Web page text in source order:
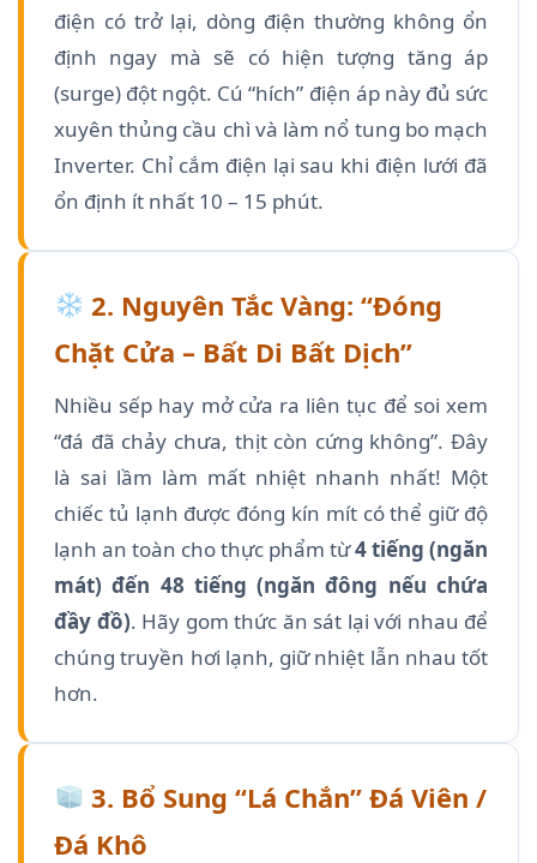
điện có trở lại, dòng điện thường không ổn
định ngay mà sẽ có hiện tượng tăng áp
(surge) đột ngột. Cú “hích” điện áp này đủ sức
xuyên thủng cầu chì và làm nổ tung bo mạch
Inverter. Chỉ cắm điện lại sau khi điện lưới đã
ổn định ít nhất 10 – 15 phút.
2. Nguyên Tắc Vàng: “Đóng
Chặt Cửa – Bất Di Bất Dịch”
Nhiều sếp hay mở cửa ra liên tục để soi xem
“đá đã chảy chưa, thịt còn cứng không”. Đây
là sai lầm làm mất nhiệt nhanh nhất! Một
chiếc tủ lạnh được đóng kín mít có thể giữ độ
lạnh an toàn cho thực phẩm từ4 tiếng (ngăn
mát) đến 48 tiếng (ngăn đông nếu chứa
đầy đồ). Hãy gom thức ăn sát lại với nhau để
chúng truyền hơi lạnh, giữ nhiệt lẫn nhau tốt
hơn.
3. Bổ Sung “Lá Chắn” Đá Viên /
Đá Khô